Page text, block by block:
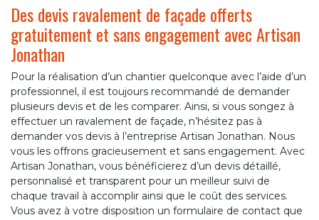
Des devis ravalement de façade offerts
gratuitement et sans engagement avec Artisan
Jonathan
Pour la réalisation d’un chantier quelconque avec l’aide d’un
professionnel, il est toujours recommandé de demander
plusieurs devis et de les comparer. Ainsi, si vous songez à
effectuer un ravalement de façade, n’hésitez pas à
demander vos devis à l’entreprise Artisan Jonathan. Nous
vous les offrons gracieusement et sans engagement. Avec
Artisan Jonathan, vous bénéficierez d’un devis détaillé,
personnalisé et transparent pour un meilleur suivi de
chaque travail à accomplir ainsi que le coût des services.
Vous avez à votre disposition un formulaire de contact que